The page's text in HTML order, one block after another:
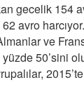
gecelik 154
avro
ve
50’sini